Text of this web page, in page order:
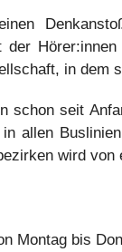
der
in dem
schon seit
allen
wird
Montag bis